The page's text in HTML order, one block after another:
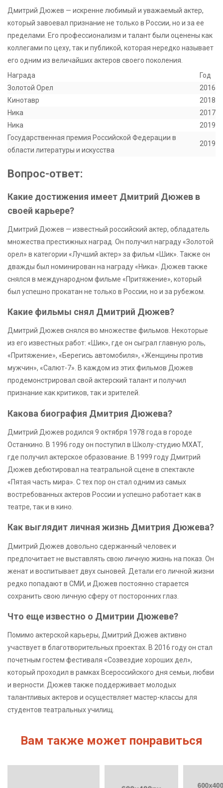
Дмитрий Дюжев — искренне любимый и уважаемый актер,
который завоевал признание не только в России, но и за ее
пределами. Его профессионализм и талант были оценены как
коллегами по цеху, так и публикой, которая нередко называет
его одним из величайших актеров своего поколения.
Награда
Год
Золотой Орел
2016
Кинотавр
2018
Ника
2017
Ника
2019
Государственная премия Российской Федерации в
области литературы и искусства
2019
Вопрос-ответ:
Какие достижения имеет Дмитрий Дюжев в
своей карьере?
Дмитрий Дюжев — известный российский актер, обладатель
множества престижных наград. Он получил награду «Золотой
орел» в категории «Лучший актер» за фильм «Шик». Также он
дважды был номинирован на награду «Ника». Дюжев также
снялся в международном фильме «Притяжение», который
был успешно прокатан не только в России, но и за рубежом.
Какие фильмы снял Дмитрий Дюжев?
Дмитрий Дюжев снялся во множестве фильмов. Некоторые
из его известных работ: «Шик», где он сыграл главную роль,
«Притяжение», «Берегись автомобиля», «Женщины против
мужчин», «Салют-7». В каждом из этих фильмов Дюжев
продемонстрировал свой актерский талант и получил
признание как критиков, так и зрителей.
Какова биография Дмитрия Дюжева?
Дмитрий Дюжев родился 9 октября 1978 года в городе
Останкино. В 1996 году он поступил в Школу-студию МХАТ,
где получил актерское образование. В 1999 году Дмитрий
Дюжев дебютировал на театральной сцене в спектакле
«Пятая часть мира». С тех пор он стал одним из самых
востребованных актеров России и успешно работает как в
театре, так и в кино.
Как выглядит личная жизнь Дмитрия Дюжева?
Дмитрий Дюжев довольно сдержанный человек и
предпочитает не выставлять свою личную жизнь на показ. Он
женат и воспитывает двух сыновей. Детали его личной жизни
редко попадают в СМИ, и Дюжев постоянно старается
сохранить свою личную сферу от посторонних глаз.
Что еще известно о Дмитрии Дюжеве?
Помимо актерской карьеры, Дмитрий Дюжев активно
участвует в благотворительных проектах. В 2016 году он стал
почетным гостем фестиваля «Созвездие хороших дел»,
который проходил в рамках Всероссийского дня семьи, любви
и верности. Дюжев также поддерживает молодых
талантливых актеров и осуществляет мастер-классы для
студентов театральных училищ.
Вам также может понравиться